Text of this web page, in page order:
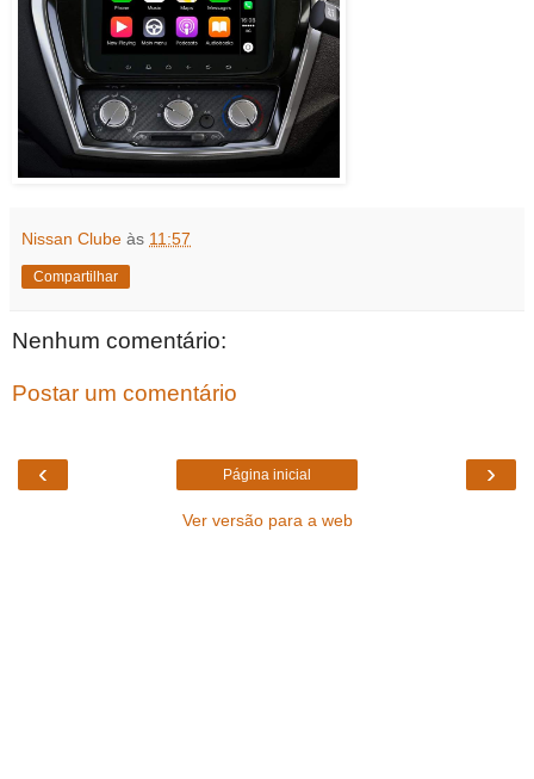
Nissan Clube às 11:57
Compartilhar
Nenhum comentário:
Postar um comentário
‹ ›
Página inicial
Ver versão para a web